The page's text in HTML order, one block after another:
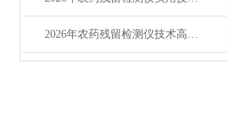
2026年农药残留检测仪技术高频问答指南